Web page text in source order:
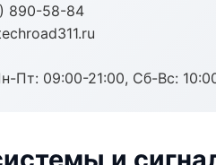
890-58-84
Пт: 09:00-21:00, Сб-Вс: